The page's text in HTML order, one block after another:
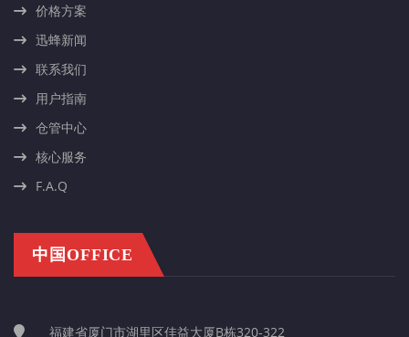
价格方案
迅蜂新闻
联系我们
用户指南
仓管中心
核心服务
F.A.Q
中国OFFICE
福建省厦门市湖里区佳益大厦B栋320-322